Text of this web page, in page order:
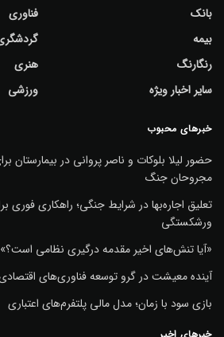
بانک
بیمه
رنگارنگ
سایر اخبار ویژه
فناوری
هنری
ورزشی
خبرهای محبوب
حضور لیلا بلوکات و ناصر پروانی در بیمارستان
مجروحان جنگ
تعلیق اجاره‌بها در شرایط جنگی؛ راهکاری فوری
ورشکستگی
«آیا تنش‌های اخیر مقدمه درگیری نظامی است؟»
آینده معیشت در گرو توسعه فناوری‌های
بازی سود با زمان؛ مدل مالی پلتفرم‌های اعتباری
خبرهای اخیر